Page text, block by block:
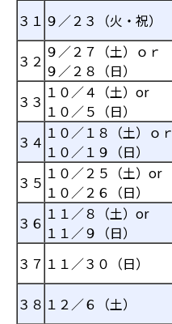
３１ ９／２３（火・祝）
３２ ９／２７（土）ｏｒ
９／２８（日）
３３ １０／４（土）or
１０／５（日）
３４ １０／１８（土）ｏｒ
１０／１９（日）
３５ １０／２５（土）or
１０／２６（日）
３６ １１／８（土）or
１１／９（日）
３７ １１／３０（日）
３８ １２／６（土）